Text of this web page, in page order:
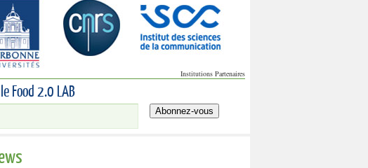
Institutions Partenaires
Food 2.0 LAB
Abonnez-vous